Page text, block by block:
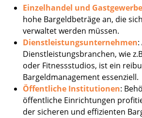
Einzelhandel und Gastgewerbe
hohe Bargeldbeträge an, die
verwaltet werden müssen.
Dienstleistungsunternehmen:
Dienstleistungsbranchen, wie
oder Fitnessstudios, ist ein
Bargeldmanagement essenziell.
Öffentliche Institutionen:
öffentliche Einrichtungen
der sicheren und effizienten